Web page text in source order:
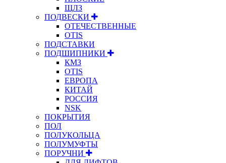
ЩЛЗ
ПОДВЕСКИ
ОТЕЧЕСТВЕННЫЕ
OTIS
ПОДСТАВКИ
ПОДШИПНИКИ
КМЗ
OTIS
ЕВРОПА
КИТАЙ
РОССИЯ
NSK
ПОКРЫТИЯ
ПОЛ
ПОЛУКОЛЬЦА
ПОЛУМУФТЫ
ПОРУЧНИ